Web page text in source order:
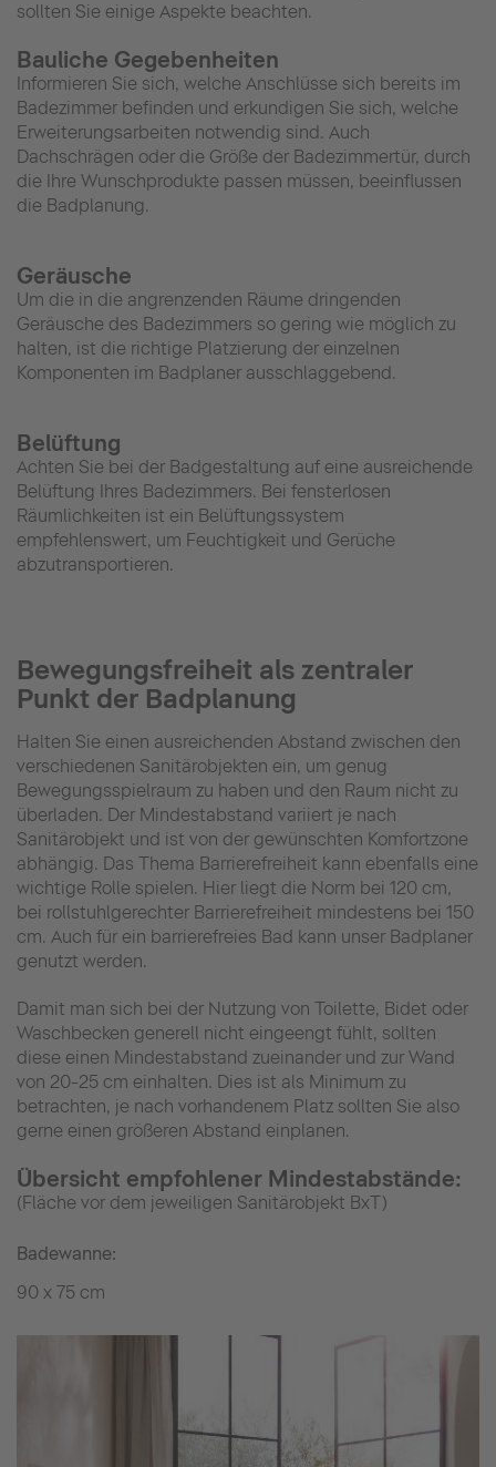
sollten Sie einige Aspekte beachten.
Bauliche Gegebenheiten
Informieren Sie sich, welche Anschlüsse sich bereits im
Badezimmer befinden und erkundigen Sie sich, welche
Erweiterungsarbeiten notwendig sind. Auch
Dachschrägen oder die Größe der Badezimmertür, durch
die Ihre Wunschprodukte passen müssen, beeinflussen
die Badplanung.
Geräusche
Um die in die angrenzenden Räume dringenden
Geräusche des Badezimmers so gering wie möglich zu
halten, ist die richtige Platzierung der einzelnen
Komponenten im Badplaner ausschlaggebend.
Belüftung
Achten Sie bei der Badgestaltung auf eine ausreichende
Belüftung Ihres Badezimmers. Bei fensterlosen
Räumlichkeiten ist ein Belüftungssystem
empfehlenswert, um Feuchtigkeit und Gerüche
abzutransportieren.
Bewegungsfreiheit als zentraler
Punkt der Badplanung
Halten Sie einen ausreichenden Abstand zwischen den
verschiedenen Sanitärobjekten ein, um genug
Bewegungsspielraum zu haben und den Raum nicht zu
überladen. Der Mindestabstand variiert je nach
Sanitärobjekt und ist von der gewünschten Komfortzone
abhängig. Das Thema Barrierefreiheit kann ebenfalls eine
wichtige Rolle spielen. Hier liegt die Norm bei 120 cm,
bei rollstuhlgerechter Barrierefreiheit mindestens bei 150
cm. Auch für ein barrierefreies Bad kann unser Badplaner
genutzt werden.
Damit man sich bei der Nutzung von Toilette, Bidet oder
Waschbecken generell nicht eingeengt fühlt, sollten
diese einen Mindestabstand zueinander und zur Wand
von 20-25 cm einhalten. Dies ist als Minimum zu
betrachten, je nach vorhandenem Platz sollten Sie also
gerne einen größeren Abstand einplanen.
Übersicht empfohlener Mindestabstände:
(Fläche vor dem jeweiligen Sanitärobjekt BxT)
Badewanne:
90 x 75 cm